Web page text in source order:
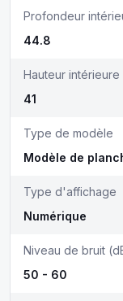
Profondeur
44.8
Hauteur intérieure
41
Type de modèle
Modèle de
Type d'affichage
Numérique
Niveau de bruit
50 - 60